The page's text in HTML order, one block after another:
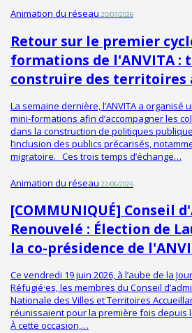
Animation du réseau 20/07/2026
Retour sur le premier
formations de l'ANVITA :
construire des territoires
La semaine dernière, l’ANVITA a organisé
mini-formations afin d’accompagner les
dans la construction de politiques
l’inclusion des publics précarisés,
migratoire. Ces trois temps d’échange…
Animation du réseau 22/06/2026
[COMMUNIQUÉ] Conseil
Renouvelé : Élection de
la co-présidence de
Ce vendredi 19 juin 2026, à l’aube de la
Réfugié·es, les membres du Conseil
Nationale des Villes et Territoires
réunissaient pour la première fois depuis
À cette occasion,…